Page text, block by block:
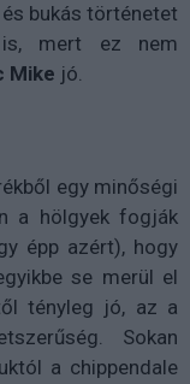
bukás történetet
is, mert ez nem
Mike jó.
egy minőségi
a hölgyek fogják
épp azért), hogy
se merül el
tényleg jó, az a
Sokan
a chippendale